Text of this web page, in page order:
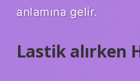
anlamına gelir.
Lastik alırken